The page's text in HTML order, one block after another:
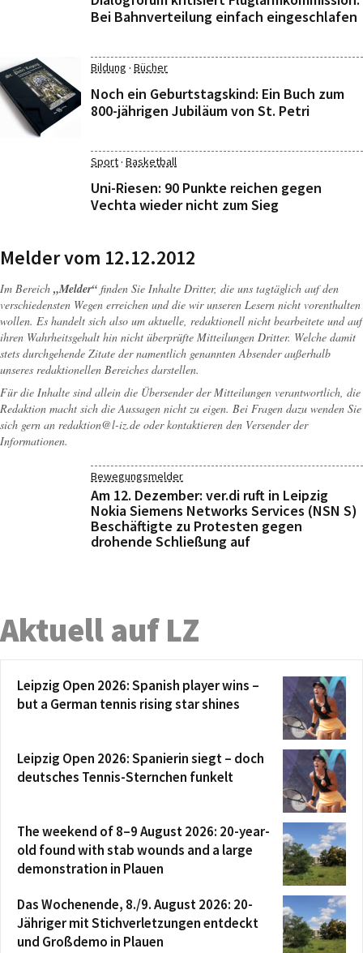
Bei Bahnverteilung einfach eingeschlafen
Bildung · Bücher
Noch ein Geburtstagskind: Ein Buch zum
800-jährigen Jubiläum von St. Petri
Sport· Basketball
Uni-Riesen: 90 Punkte reichen gegen
Vechta wieder nicht zum Sieg
Melder vom 12.12.2012
Im Bereich „Melder“ finden Sie Inhalte Dritter, die uns tagtäglich auf den
verschiedensten Wegen erreichen und die wir unseren Lesern nicht vorenthalten
wollen. Es handelt sich also um aktuelle, redaktionell nicht bearbeitete und auf
ihren Wahrheitsgehalt hin nicht überprüfte Mitteilungen Dritter. Welche damit
stets durchgehende Zitate der namentlich genannten Absender außerhalb
unseres redaktionellen Bereiches darstellen.
Für die Inhalte sind allein die Übersender der Mitteilungen verantwortlich, die
Redaktion macht sich die Aussagen nicht zu eigen. Bei Fragen dazu wenden Sie
sich gern an redaktion@l-iz.de oder kontaktieren den Versender der
Informationen.
Bewegungsmelder
Am 12. Dezember: ver.di ruft in Leipzig
Nokia Siemens Networks Services (NSN S)
Beschäftigte zu Protesten gegen
drohende Schließung auf
Aktuell auf LZ
Leipzig Open 2026: Spanish player wins –
but a German tennis rising star shines
Leipzig Open 2026: Spanierin siegt – doch
deutsches Tennis-Sternchen funkelt
The weekend of 8–9 August 2026: 20-year-
old found with stab wounds and a large
demonstration in Plauen
Das Wochenende, 8./9. August 2026: 20-
Jähriger mit Stichverletzungen entdeckt
und Großdemo in Plauen